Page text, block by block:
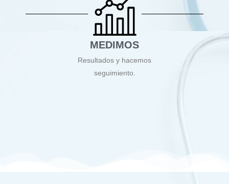
MEDIMOS
Resultados y hacemos
seguimiento.